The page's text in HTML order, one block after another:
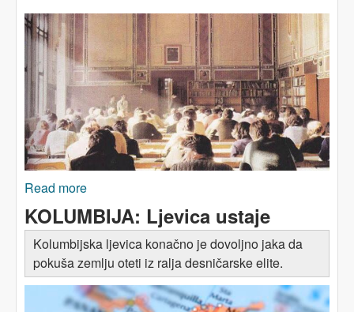
Read more
KOLUMBIJA: Ljevica ustaje
Kolumbijska ljevica konačno je dovoljno jaka da
pokuša zemlju oteti iz ralja desničarske elite.